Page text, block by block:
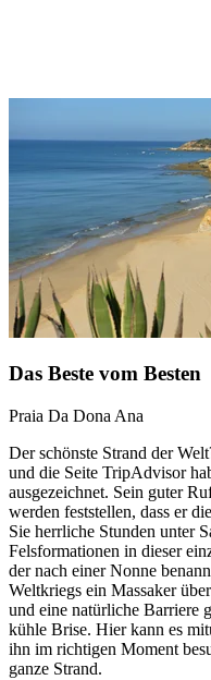
Das Beste vom Besten
Praia Da Dona Ana
Der schönste Strand der
und die Seite TripAdvisor
ausgezeichnet. Sein guter
werden feststellen, dass er
Sie herrliche Stunden unter
Felsformationen in dieser
der nach einer Nonne
Weltkriegs ein Massaker
und eine natürliche Barriere
kühle Brise. Hier kann es
ihn im richtigen Moment
ganze Strand.